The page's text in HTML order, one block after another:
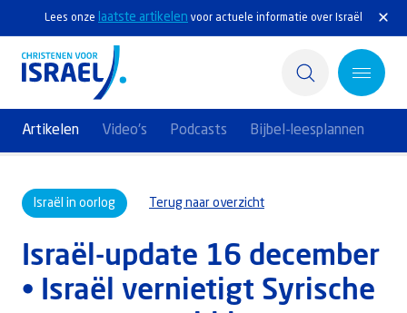
Lees onze laatste artikelen voor actuele informatie over Israël
Artikelen Video's Podcasts Bijbel-leesplannen
Actief
Ontdek
Steun Israël
Israël in oorlog Terug naar overzicht
Israël-update 16 december
• Israël vernietigt Syrische